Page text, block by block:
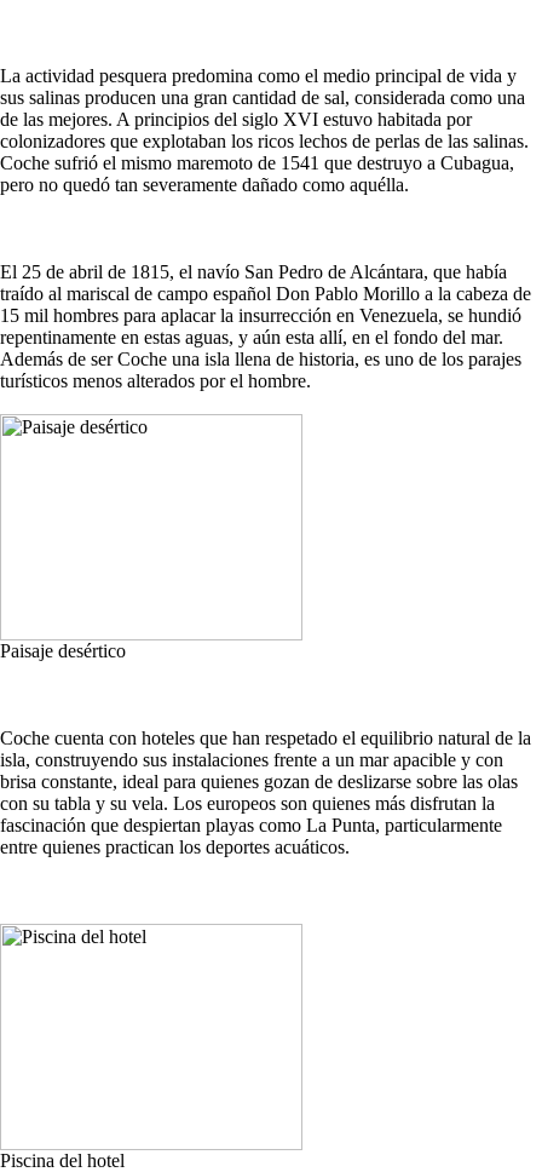
La actividad pesquera predomina como el medio principal de vida y
sus salinas producen una gran cantidad de sal, considerada como una
de las mejores. A principios del siglo XVI estuvo habitada por
colonizadores que explotaban los ricos lechos de perlas de las salinas.
Coche sufrió el mismo maremoto de 1541 que destruyo a Cubagua,
pero no quedó tan severamente dañado como aquélla.
El 25 de abril de 1815, el navío San Pedro de Alcántara, que había
traído al mariscal de campo español Don Pablo Morillo a la cabeza de
15 mil hombres para aplacar la insurrección en Venezuela, se hundió
repentinamente en estas aguas, y aún esta allí, en el fondo del mar.
Además de ser Coche una isla llena de historia, es uno de los parajes
turísticos menos alterados por el hombre.
Paisaje desértico
Coche cuenta con hoteles que han respetado el equilibrio natural de la
isla, construyendo sus instalaciones frente a un mar apacible y con
brisa constante, ideal para quienes gozan de deslizarse sobre las olas
con su tabla y su vela. Los europeos son quienes más disfrutan la
fascinación que despiertan playas como La Punta, particularmente
entre quienes practican los deportes acuáticos.
Piscina del hotel